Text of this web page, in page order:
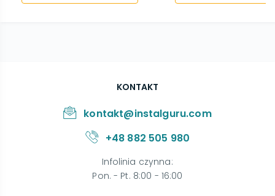
KONTAKT
kontakt@instalguru.com
+48 882 505 980
Infolinia czynna:
Pon. - Pt. 8:00 - 16:00